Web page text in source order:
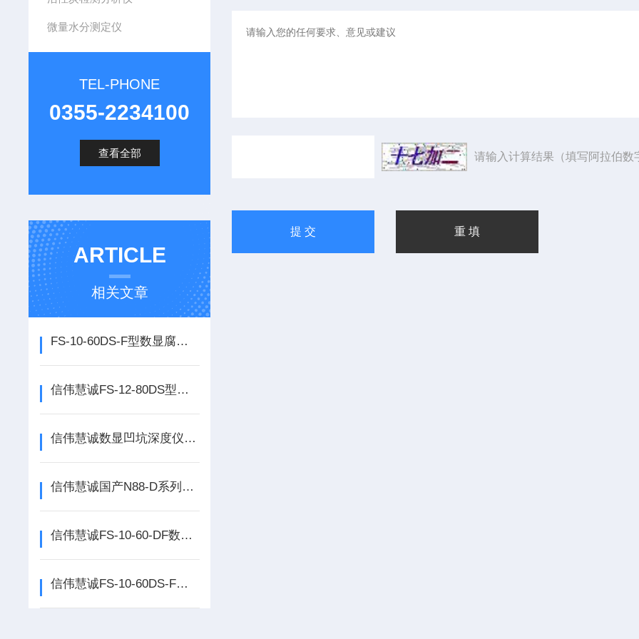
微量水分测定仪
TEL-PHONE
0355-2234100
查看全部
ARTICLE
相关文章
FS-10-60DS-F型数显腐蚀凹坑深度测定仪可选装IP65级表头！
信伟慧诚FS-12-80DS型数显凹坑深度仪分辨率0.001mm量程0-12.7mm！
信伟慧诚数显凹坑深度仪量程0-10mm分辨率0.01mm和0.001mm可选！
信伟慧诚国产N88-D系列数字凹坑深度测定仪产品资料！
信伟慧诚FS-10-60-DF数显腐蚀凹坑深度测定仪可选IP54级与IP65级表头
信伟慧诚FS-10-60DS-F型数显腐蚀凹坑深度测量仪标配IP54级防护表头！
请输入计算结果（填写阿拉伯数